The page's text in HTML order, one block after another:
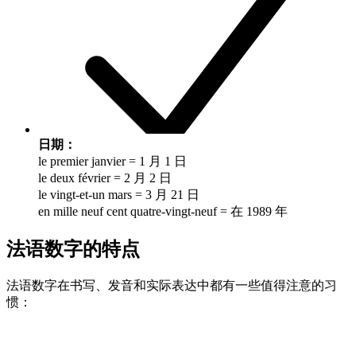
日期：
le premier janvier = 1 月 1 日
le deux février = 2 月 2 日
le vingt-et-un mars = 3 月 21 日
en mille neuf cent quatre-vingt-neuf = 在 1989 年
法语数字的特点
法语数字在书写、发音和实际表达中都有一些值得注意的习
惯：